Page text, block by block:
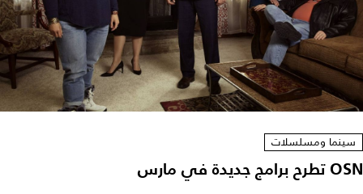
سينما ومسلسلات
OSN تطرح برامج جديدة في مارس